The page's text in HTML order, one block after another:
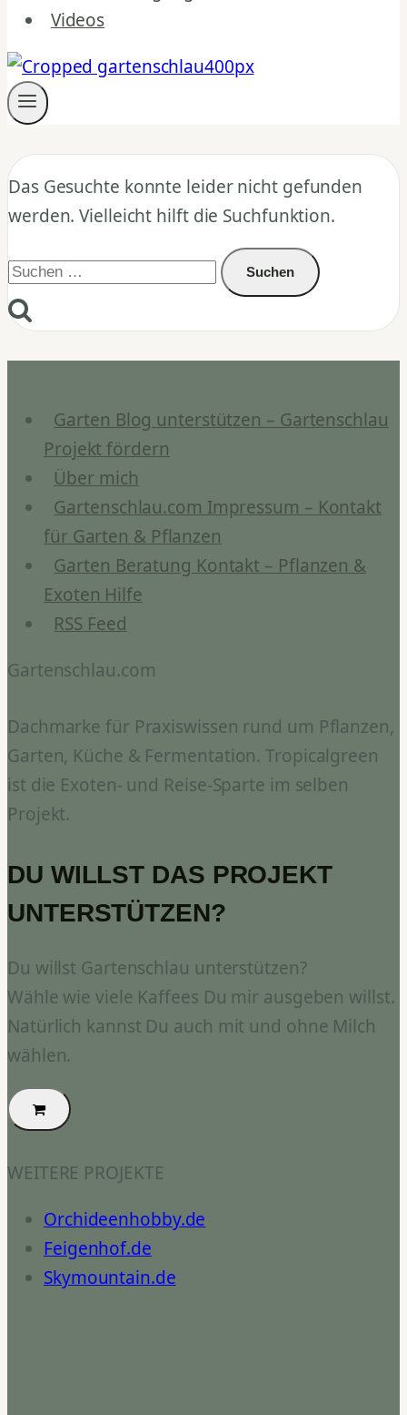
Videos
Das Gesuchte konnte leider nicht gefunden
werden. Vielleicht hilft die Suchfunktion.
Suchen
nach:
Garten Blog unterstützen – Gartenschlau
Projekt fördern
Über mich
Gartenschlau.com Impressum – Kontakt
für Garten & Pflanzen
Garten Beratung Kontakt – Pflanzen &
Exoten Hilfe
RSS Feed
Gartenschlau.com
Dachmarke für Praxiswissen rund um Pflanzen,
Garten, Küche & Fermentation. Tropicalgreen
ist die Exoten- und Reise-Sparte im selben
Projekt.
DU WILLST DAS PROJEKT
UNTERSTÜTZEN?
Du willst Gartenschlau unterstützen?
Wähle wie viele Kaffees Du mir ausgeben willst.
Natürlich kannst Du auch mit und ohne Milch
wählen.
WEITERE PROJEKTE
Orchideenhobby.de
Feigenhof.de
Skymountain.de